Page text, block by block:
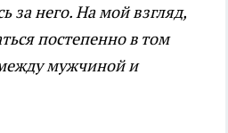
за него. На мой взгляд,
постепенно в том
мужчиной и